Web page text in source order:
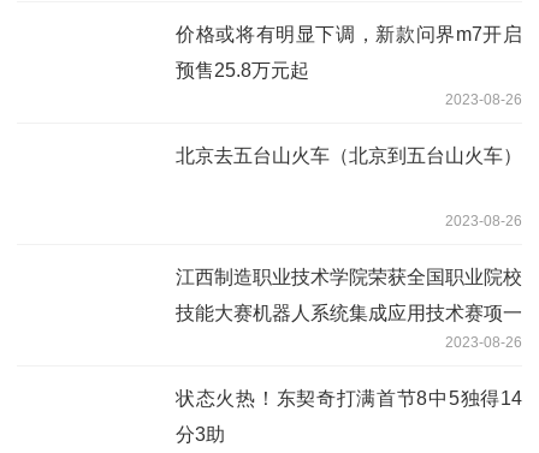
价格或将有明显下调，新款问界m7开启
预售25.8万元起
2023-08-26
北京去五台山火车（北京到五台山火车）
2023-08-26
江西制造职业技术学院荣获全国职业院校
技能大赛机器人系统集成应用技术赛项一
2023-08-26
状态火热！东契奇打满首节8中5独得14
分3助